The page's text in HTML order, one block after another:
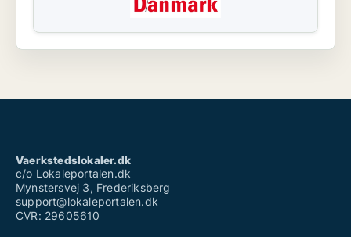
Vaerkstedslokaler.dk
c/o Lokaleportalen.dk
Mynstersvej 3, Frederiksberg
support@lokaleportalen.dk
CVR: 29605610